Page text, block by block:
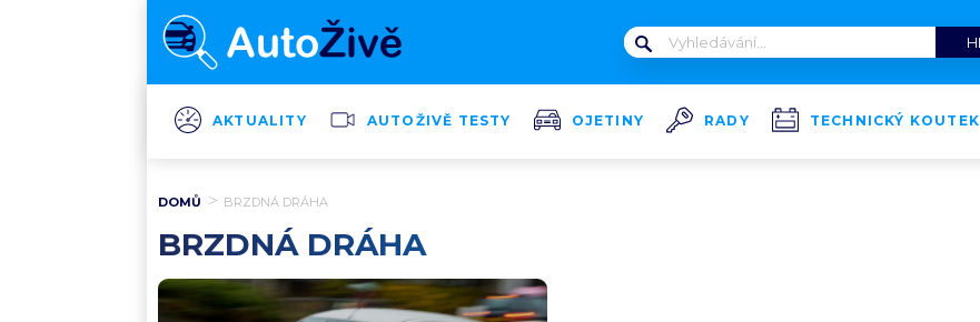
AKTUALITY AUTOŽIVĚ TESTY OJETINY RADY TECHNICKÝ KOUTEK
DOMŮ BRZDNÁ DRÁHA
BRZDNÁ DRÁHA